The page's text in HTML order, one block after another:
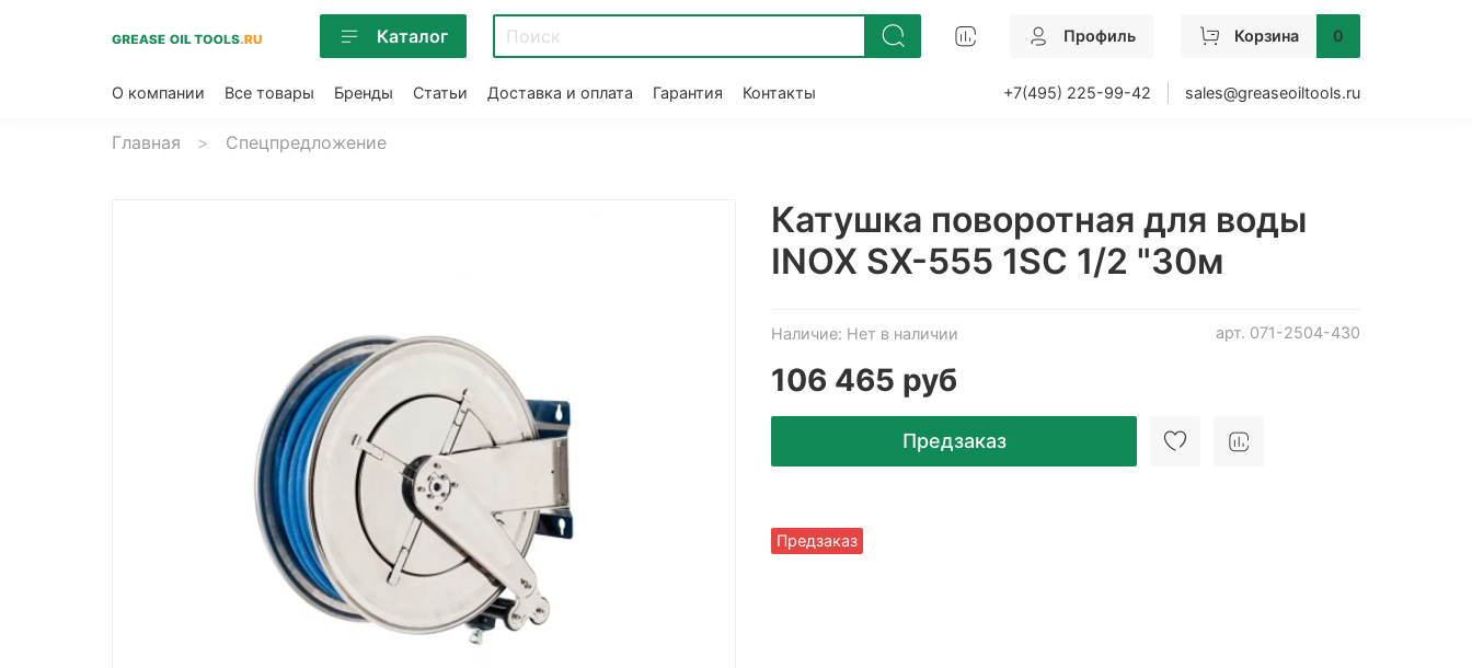
Каталог Профиль Корзина 0
О компании Все товары Бренды Статьи Доставка и оплата Гарантия Контакты +7(495) 225-99-42 sales@greaseoiltools.ru
Главная Спецпредложение
арт. 071-2504-430
Наличие: Нет в наличии
Предзаказ
Катушка поворотная для воды
INOX SX-555 1SC 1/2 "30м
106 465 руб
Предзаказ